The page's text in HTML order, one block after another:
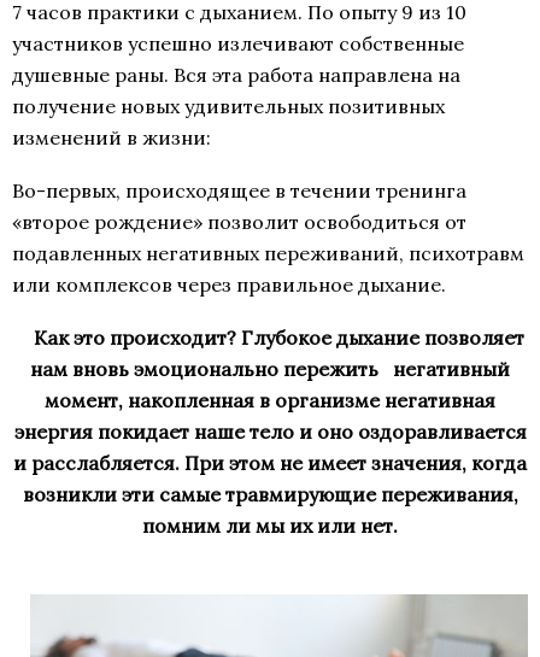
7 часов практики с дыханием. По опыту 9 из 10
участников успешно излечивают собственные
душевные раны. Вся эта работа направлена на
получение новых удивительных позитивных
изменений в жизни:
Во-первых, происходящее в течении тренинга
«второе рождение» позволит освободиться от
подавленных негативных переживаний, психотравм
или комплексов через правильное дыхание.
Как это происходит? Глубокое дыхание позволяет
нам вновь эмоционально пережить негативный
момент, накопленная в организме негативная
энергия покидает наше тело и оно оздоравливается
и расслабляется. При этом не имеет значения, когда
возникли эти самые травмирующие переживания,
помним ли мы их или нет.